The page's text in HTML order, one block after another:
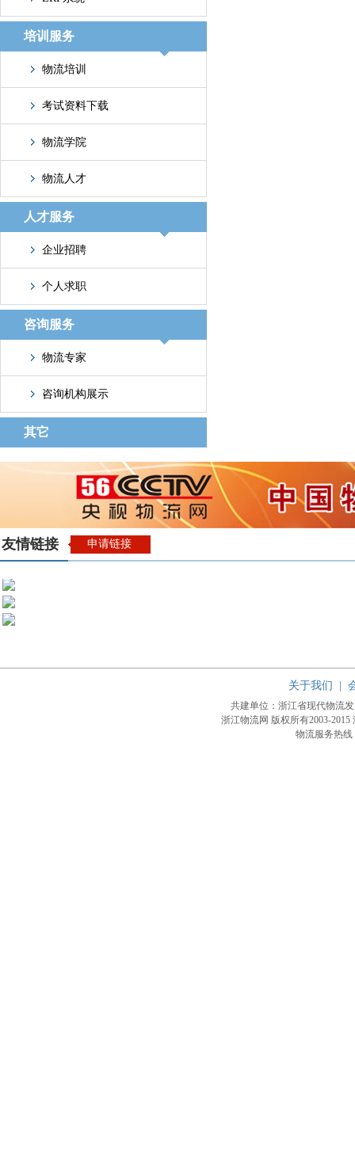
培训服务
物流培训
考试资料下载
物流学院
物流人才
人才服务
企业招聘
个人求职
咨询服务
物流专家
咨询机构展示
其它
友情链接 申请链接
关于我们
共建单位：浙江省现代物流
浙江物流网 版权所有2003-2015
物流服务热线